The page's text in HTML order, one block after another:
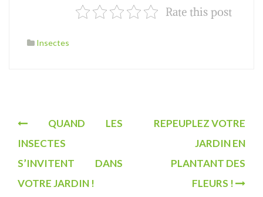
Rate this post
Insectes
N
QUAND LES
INSECTES
S’INVITENT DANS
VOTRE JARDIN !
REPEUPLEZ VOTRE
JARDIN EN
PLANTANT DES
FLEURS !